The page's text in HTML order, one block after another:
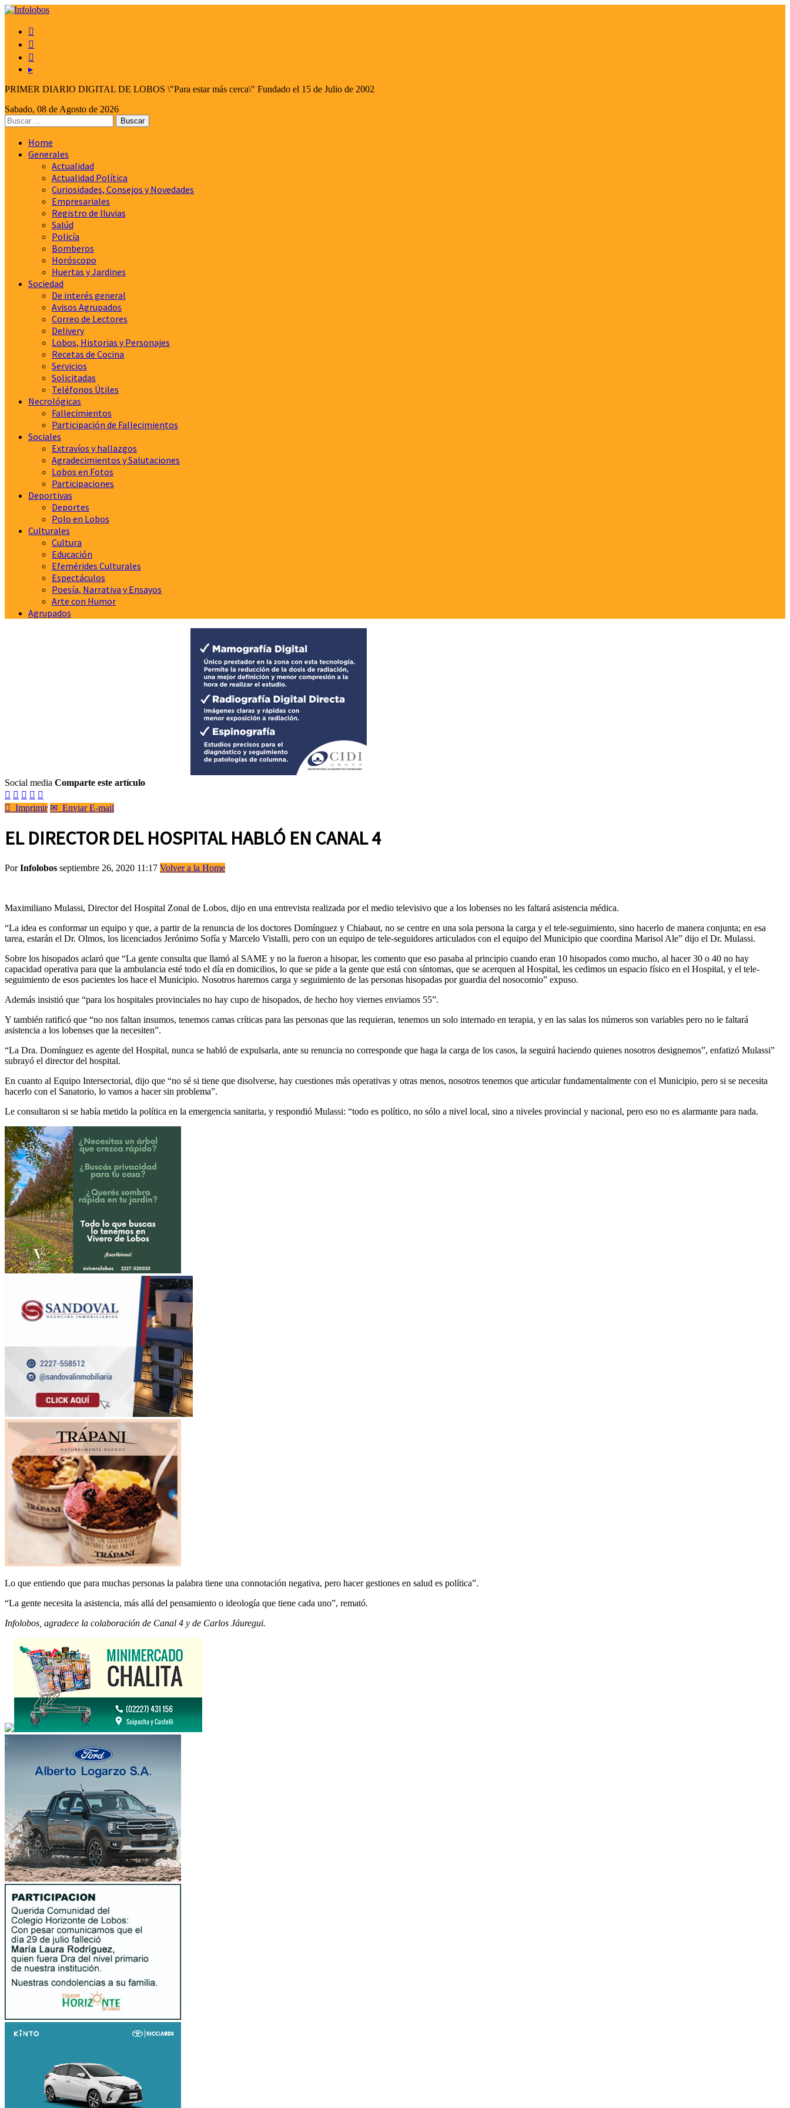



▸
PRIMER DIARIO DIGITAL DE LOBOS \"Para estar más cerca\" Fundado el 15 de Julio de 2002
Sabado, 08 de Agosto de 2026
Home
Generales
Actualidad
Actualidad Política
Curiosidades, Consejos y Novedades
Empresariales
Registro de lluvias
Salúd
Policía
Bomberos
Horóscopo
Huertas y Jardines
Sociedad
De interés general
Avisos Agrupados
Correo de Lectores
Delivery
Lobos, Historias y Personajes
Recetas de Cocina
Servicios
Solicitadas
Teléfonos Útiles
Necrológicas
Fallecimientos
Participación de Fallecimientos
Sociales
Extravíos y hallazgos
Agradecimientos y Salutaciones
Lobos en Fotos
Participaciones
Deportivas
Deportes
Polo en Lobos
Culturales
Cultura
Educación
Efemérides Culturales
Espectáculos
Poesía, Narrativa y Ensayos
Arte con Humor
Agrupados
Social media Comparte este artículo
    
 Imprimir ✉ Enviar E-mail
EL DIRECTOR DEL HOSPITAL HABLÓ EN CANAL 4
PorInfolobos septiembre 26, 2020 11:17 Volver a la Home
Maximiliano Mulassi, Director del Hospital Zonal de Lobos, dijo en una entrevista realizada por el medio televisivo que a los lobenses no les faltará asistencia médica.
“La idea es conformar un equipo y que, a partir de la renuncia de los doctores Domínguez y Chiabaut, no se centre en una sola persona la carga y el tele-seguimiento, sino hacerlo de manera conjunta; en esa
tarea, estarán el Dr. Olmos, los licenciados Jerónimo Sofía y Marcelo Vistalli, pero con un equipo de tele-seguidores articulados con el equipo del Municipio que coordina Marisol Ale” dijo el Dr. Mulassi.
Sobre los hisopados aclaró que “La gente consulta que llamó al SAME y no la fueron a hisopar, les comento que eso pasaba al principio cuando eran 10 hisopados como mucho, al hacer 30 o 40 no hay
capacidad operativa para que la ambulancia esté todo el día en domicilios, lo que se pide a la gente que está con síntomas, que se acerquen al Hospital, les cedimos un espacio físico en el Hospital, y el tele-
seguimiento de esos pacientes los hace el Municipio. Nosotros haremos carga y seguimiento de las personas hisopadas por guardia del nosocomio” expuso.
Además insistió que “para los hospitales provinciales no hay cupo de hisopados, de hecho hoy viernes enviamos 55”.
Y también ratificó que “no nos faltan insumos, tenemos camas críticas para las personas que las requieran, tenemos un solo internado en terapia, y en las salas los números son variables pero no le faltará
asistencia a los lobenses que la necesiten”.
“La Dra. Domínguez es agente del Hospital, nunca se habló de expulsarla, ante su renuncia no corresponde que haga la carga de los casos, la seguirá haciendo quienes nosotros designemos”, enfatizó Mulassi”
subrayó el director del hospital.
En cuanto al Equipo Intersectorial, dijo que “no sé si tiene que disolverse, hay cuestiones más operativas y otras menos, nosotros tenemos que articular fundamentalmente con el Municipio, pero si se necesita
hacerlo con el Sanatorio, lo vamos a hacer sin problema”.
Le consultaron si se había metido la política en la emergencia sanitaria, y respondió Mulassi: “todo es político, no sólo a nivel local, sino a niveles provincial y nacional, pero eso no es alarmante para nada.
Lo que entiendo que para muchas personas la palabra tiene una connotación negativa, pero hacer gestiones en salud es política”.
“La gente necesita la asistencia, más allá del pensamiento o ideología que tiene cada uno”, remató.
Infolobos, agradece la colaboración de Canal 4 y de Carlos Jáuregui.